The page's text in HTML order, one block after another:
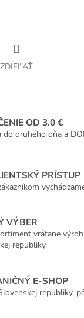
ZDIEĽAŤ
OD 3.0 €
do druhého dňa a
PRÍSTUP
VÝBER
vrátane
republiky.
E-SHOP
republiky,